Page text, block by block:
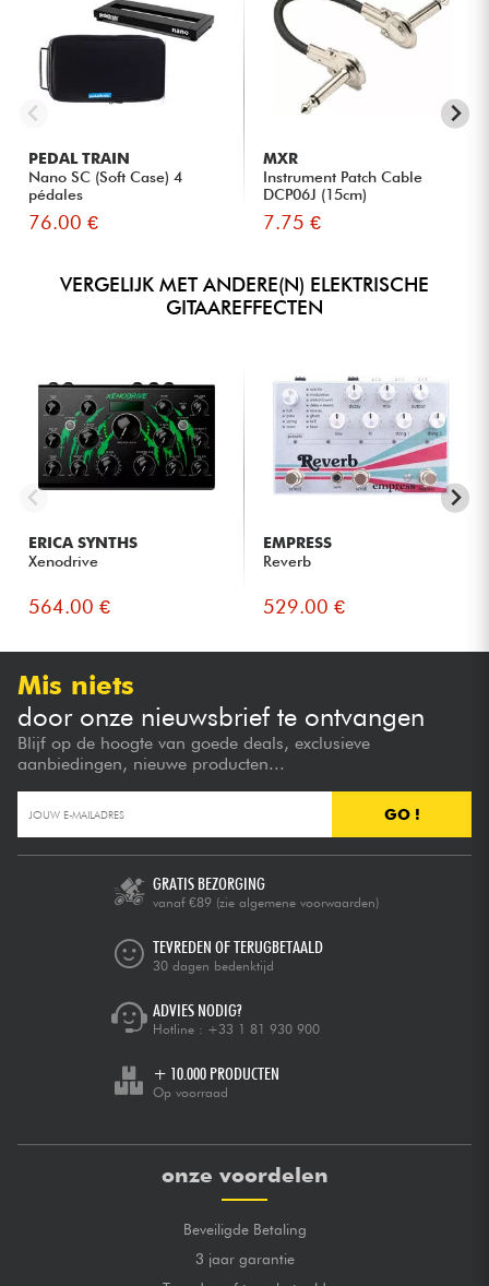
PEDAL TRAIN
Nano SC (Soft Case) 4
pédales
76.00 €
MXR
Instrument Patch Cable
DCP06J (15cm)
7.75 €
VERGELIJK MET ANDERE(N) ELEKTRISCHE
GITAAREFFECTEN
ERICA SYNTHS
Xenodrive
564.00 €
EMPRESS
Reverb
529.00 €
Mis niets
door onze nieuwsbrief te ontvangen
Blijf op de hoogte van goede deals, exclusieve
aanbiedingen, nieuwe producten...
GO !
GRATIS BEZORGING
vanaf €89 (zie algemene voorwaarden)
TEVREDEN OF TERUGBETAALD
30 dagen bedenktijd
ADVIES NODIG?
Hotline : +33 1 81 930 900
+ 10.000 PRODUCTEN
Op voorraad
onze voordelen
Beveiligde Betaling
3 jaar garantie